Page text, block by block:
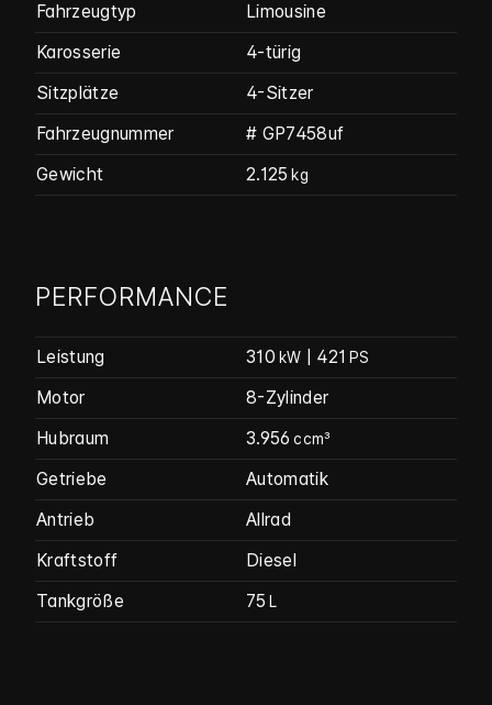
Fahrzeugtyp
Limousine
Karosserie
4-türig
Sitzplätze
4-Sitzer
Fahrzeug­nummer
# GP7458uf
Gewicht
2.125 kg
PERFORMANCE
Leistung 310 kW | 421 PS
Motor
8-Zylinder
Hubraum
3.956 ccm³
Getriebe
Automatik
Antrieb
Allrad
Kraftstoff
Diesel
Tankgröße
75 L